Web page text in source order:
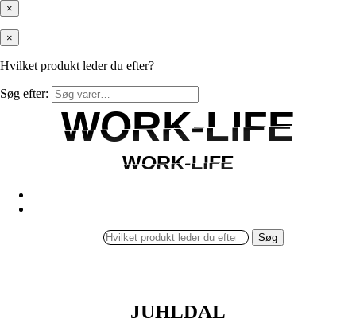
×
×
Hvilket produkt leder du efter?
Søg efter:
WORK-LIFE
WORK-LIFE
WORK-LIFE
WORK-LIFE
Søg
JUHLDAL